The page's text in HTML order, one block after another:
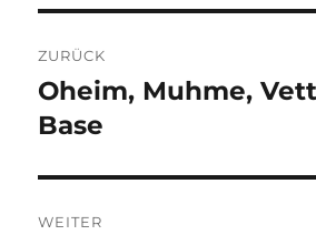
ZURÜCK
Vorheriger
Beitrag:
Oheim, Muhme,
Base
WEITER